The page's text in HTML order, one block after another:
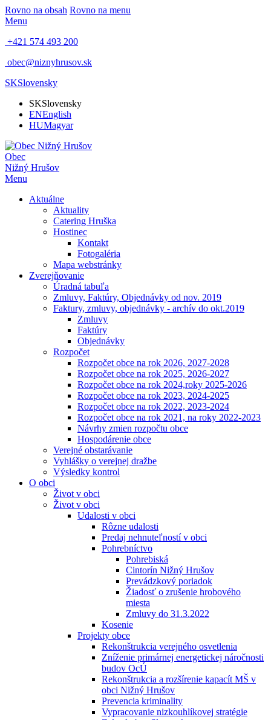
Rovno na obsah Rovno na menu
Menu
+421 574 493 200
obec@niznyhrusov.sk
SKSlovensky
SKSlovensky
ENEnglish
HUMagyar
Obec
Nižný Hrušov
Menu
Aktuálne
Aktuality
Catering Hruška
Hostinec
Kontakt
Fotogaléria
Mapa webstránky
Zverejňovanie
Úradná tabuľa
Zmluvy, Faktúry, Objednávky od nov. 2019
Faktury, zmluvy, objednávky - archív do okt.2019
Zmluvy
Faktúry
Objednávky
Rozpočet
Rozpočet obce na rok 2026, 2027-2028
Rozpočet obce na rok 2025, 2026-2027
Rozpočet obce na rok 2024,roky 2025-2026
Rozpočet obce na rok 2023, 2024-2025
Rozpočet obce na rok 2022, 2023-2024
Rozpočet obce na rok 2021, na roky 2022-2023
Návrhy zmien rozpočtu obce
Hospodárenie obce
Verejné obstarávanie
Vyhlášky o verejnej dražbe
Výsledky kontrol
O obci
Život v obci
Život v obci
Udalosti v obci
Rôzne udalosti
Predaj nehnuteľností v obci
Pohrebníctvo
Pohrebiská
Cintorín Nižný Hrušov
Prevádzkový poriadok
Žiadosť o zrušenie hrobového
miesta
Zmluvy do 31.3.2022
Kosenie
Projekty obce
Rekonštrukcia verejného osvetlenia
Zníženie primárnej energetickej náročnosti
budov OcÚ
Rekonštrukcia a rozšírenie kapacít MŠ v
obci Nižný Hrušov
Prevencia kriminality
Vypracovanie nizkouhlíkovej stratégie